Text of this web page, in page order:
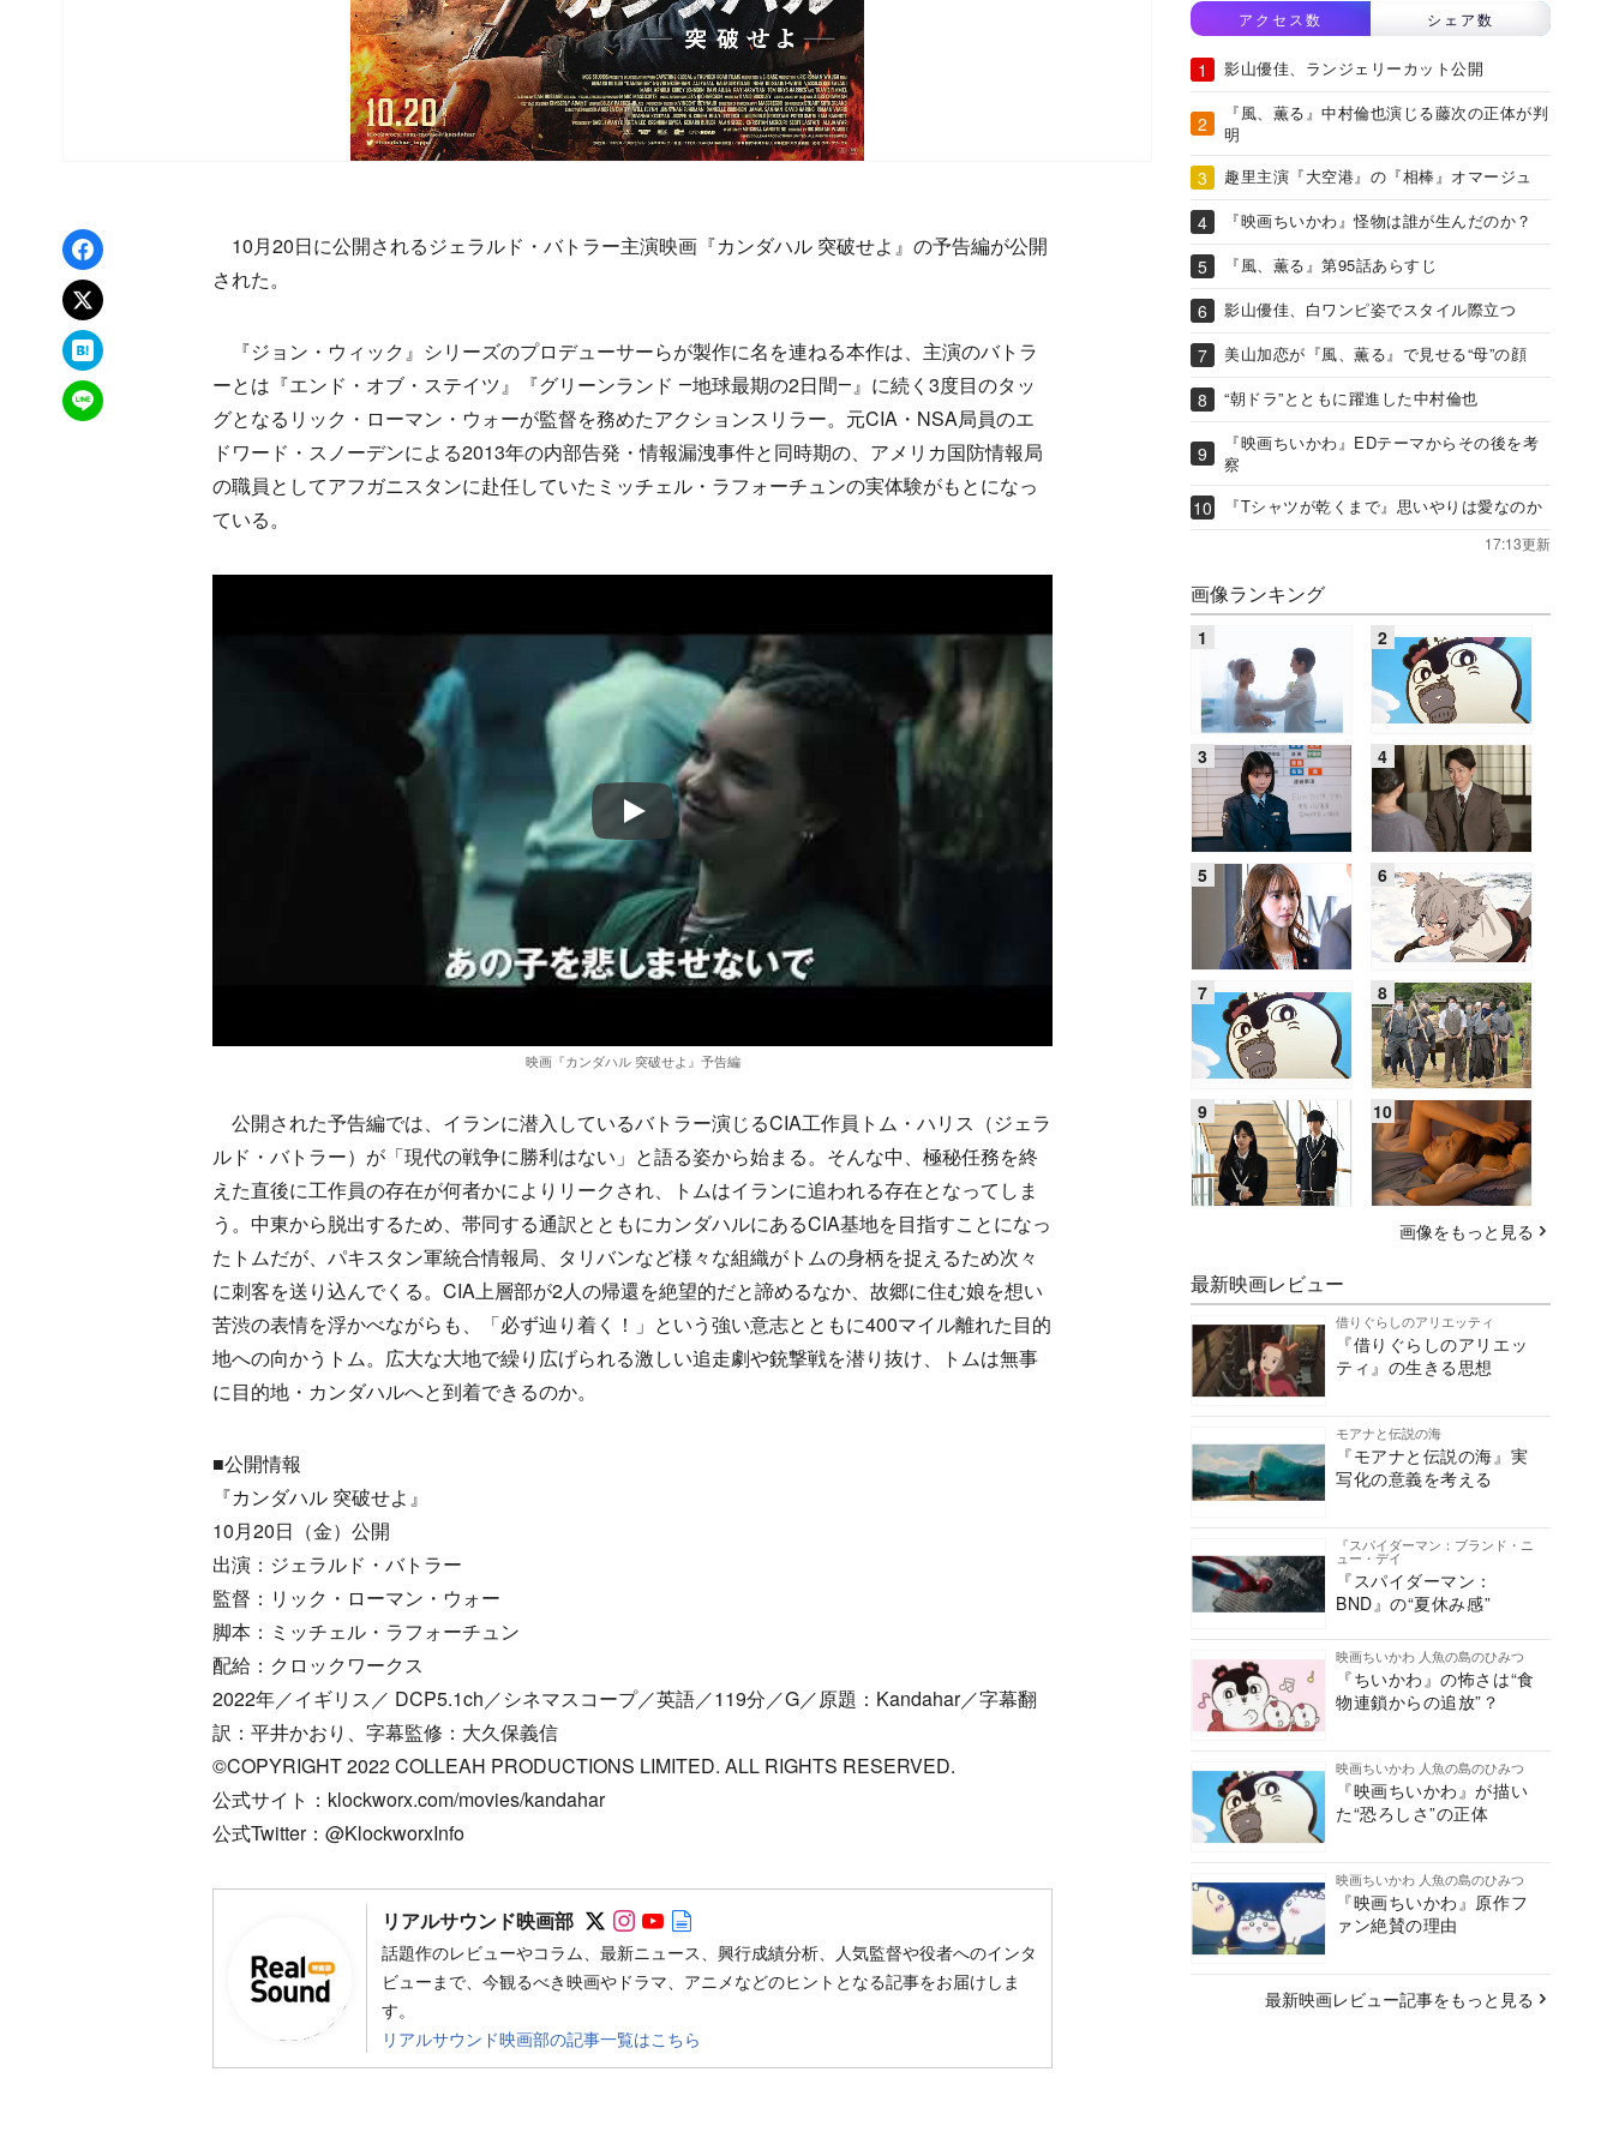
Facebookでシェア
xでポスト
はてなブックマーク
LINEで送る
10月20日に公開されるジェラルド・バトラー主演映画『カンダハル 突破せよ』の予告編が公開
された。
『ジョン・ウィック』シリーズのプロデューサーらが製作に名を連ねる本作は、主演のバトラ
ーとは『エンド・オブ・ステイツ』『グリーンランド ―地球最期の2日間―』に続く3度目のタッ
グとなるリック・ローマン・ウォーが監督を務めたアクションスリラー。元CIA・NSA局員のエ
ドワード・スノーデンによる2013年の内部告発・情報漏洩事件と同時期の、アメリカ国防情報局
の職員としてアフガニスタンに赴任していたミッチェル・ラフォーチュンの実体験がもとになっ
ている。
映画『カンダハル 突破せよ』予告編
公開された予告編では、イランに潜入しているバトラー演じるCIA工作員トム・ハリス（ジェラ
ルド・バトラー）が「現代の戦争に勝利はない」と語る姿から始まる。そんな中、極秘任務を終
えた直後に工作員の存在が何者かによりリークされ、トムはイランに追われる存在となってしま
う。中東から脱出するため、帯同する通訳とともにカンダハルにあるCIA基地を目指すことになっ
たトムだが、パキスタン軍統合情報局、タリバンなど様々な組織がトムの身柄を捉えるため次々
に刺客を送り込んでくる。CIA上層部が2人の帰還を絶望的だと諦めるなか、故郷に住む娘を想い
苦渋の表情を浮かべながらも、「必ず辿り着く！」という強い意志とともに400マイル離れた目的
地への向かうトム。広大な大地で繰り広げられる激しい追走劇や銃撃戦を潜り抜け、トムは無事
に目的地・カンダハルへと到着できるのか。
■公開情報
『カンダハル 突破せよ』
10月20日（金）公開
出演：ジェラルド・バトラー
監督：リック・ローマン・ウォー
脚本：ミッチェル・ラフォーチュン
配給：クロックワークス
2022年／イギリス／ DCP5.1ch／シネマスコープ／英語／119分／G／原題：Kandahar／字幕翻
訳：平井かおり、字幕監修：大久保義信
©COPYRIGHT 2022 COLLEAH PRODUCTIONS LIMITED. ALL RIGHTS RESERVED.
公式サイト：klockworx.com/movies/kandahar
公式Twitter：@KlockworxInfo
リアルサウンド映画部 Follow on SNS
Follow on SNS
Follow on SNS
話題作のレビューやコラム、最新ニュース、興行成績分析、人気監督や役者へのインタ
ビューまで、今観るべき映画やドラマ、アニメなどのヒントとなる記事をお届けしま
す。
リアルサウンド映画部の記事一覧はこちら
アクセス数 シェア数
影山優佳、ランジェリーカット公開
『風、薫る』中村倫也演じる藤次の正体が判
明
趣里主演『大空港』の『相棒』オマージュ
『映画ちいかわ』怪物は誰が生んだのか？
『風、薫る』第95話あらすじ
影山優佳、白ワンピ姿でスタイル際立つ
美山加恋が『風、薫る』で見せる“母”の顔
“朝ドラ”とともに躍進した中村倫也
『映画ちいかわ』EDテーマからその後を考
察
『Tシャツが乾くまで』思いやりは愛なのか
17:13更新
画像ランキング
画像をもっと見る
最新映画レビュー
借りぐらしのアリエッティ
『借りぐらしのアリエッ
ティ』の生きる思想
モアナと伝説の海
『モアナと伝説の海』実
写化の意義を考える
『スパイダーマン：ブランド・ニ
ュー・デイ
『スパイダーマン：
BND』の“夏休み感”
映画ちいかわ 人魚の島のひみつ
『ちいかわ』の怖さは“食
物連鎖からの追放”？
映画ちいかわ 人魚の島のひみつ
『映画ちいかわ』が描い
た“恐ろしさ”の正体
映画ちいかわ 人魚の島のひみつ
『映画ちいかわ』原作フ
ァン絶賛の理由
最新映画レビュー記事をもっと見る